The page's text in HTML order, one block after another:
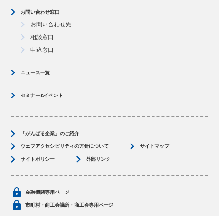
お問い合わせ窓口
お問い合わせ先
相談窓口
申込窓口
ニュース一覧
セミナー&イベント
「がんばる企業」のご紹介
ウェブアクセシビリティの方針について サイトマップ
サイトポリシー 外部リンク
金融機関専用ページ
市町村・商工会議所・商工会専用ページ